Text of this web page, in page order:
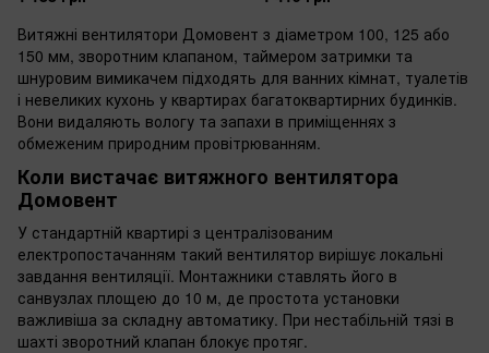
Витяжні вентилятори Домовент з діаметром 100, 125 або
150 мм, зворотним клапаном, таймером затримки та
шнуровим вимикачем підходять для ванних кімнат, туалетів
і невеликих кухонь у квартирах багатоквартирних будинків.
Вони видаляють вологу та запахи в приміщеннях з
обмеженим природним провітрюванням.
Коли вистачає витяжного вентилятора
Домовент
У стандартній квартирі з централізованим
електропостачанням такий вентилятор вирішує локальні
завдання вентиляції. Монтажники ставлять його в
санвузлах площею до 10 м, де простота установки
важливіша за складну автоматику. При нестабільній тязі в
шахті зворотний клапан блокує протяг.